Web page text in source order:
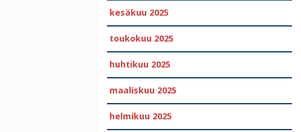
kesäkuu 2025
toukokuu 2025
huhtikuu 2025
maaliskuu 2025
helmikuu 2025